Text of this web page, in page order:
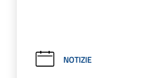
NOTIZIE